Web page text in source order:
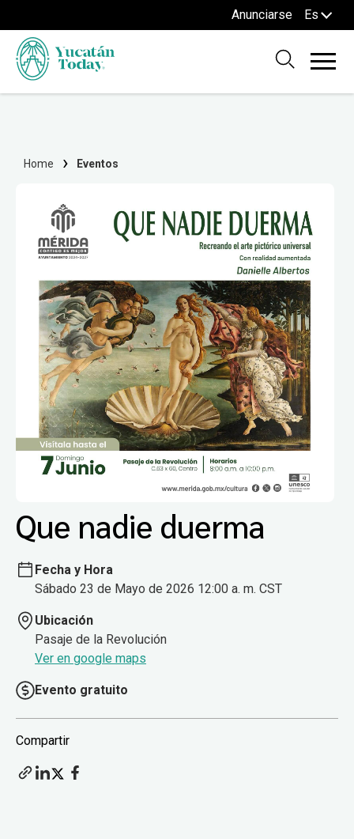
Anunciarse Es
Home Eventos
Que nadie duerma
Fecha y Hora
Sábado 23 de Mayo de 2026 12:00 a. m. CST
Ubicación
Pasaje de la Revolución
Ver en google maps
Evento gratuito
Compartir